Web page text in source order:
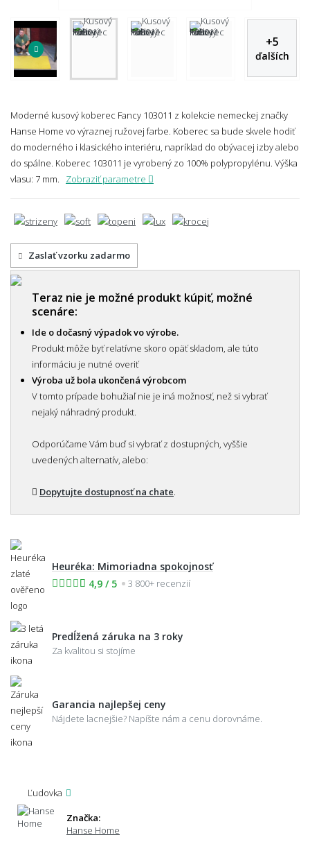
+5
ďalších
Moderné kusový koberec Fancy 103011 z kolekcie nemeckej značky
Hanse Home vo výraznej ružovej farbe. Koberec sa bude skvele hodiť
do moderného i klasického interiéru, napríklad do obývacej izby alebo
do spálne. Koberec 103011 je vyrobený zo 100% polypropylénu. Výška
vlasu: 7 mm.
Zobraziť parametre
Zaslať vzorku zadarmo
Teraz nie je možné produkt kúpiť, možné
scenáre:
Ide o dočasný výpadok vo výrobe.
Produkt môže byť relatívne skoro opäť skladom, ale túto
informáciu je nutné overiť
Výroba už bola ukončená výrobcom
V tomto prípade bohužiaľ nie je iná možnosť, než si vybrať
nejaký náhradný produkt.
Odporúčame Vám buď si vybrať z dostupných, vyššie
uvedených alternatív, alebo:
Dopytujte dostupnosť na chate
Heuréka: Mimoriadna spokojnosť
4,9 / 5
3 800+ recenzií
Predĺžená záruka na 3 roky
Za kvalitou si stojíme
Garancia najlepšej ceny
Nájdete lacnejšie? Napíšte nám a cenu dorovnáme.
Ľudovka
Značka:
Hanse Home